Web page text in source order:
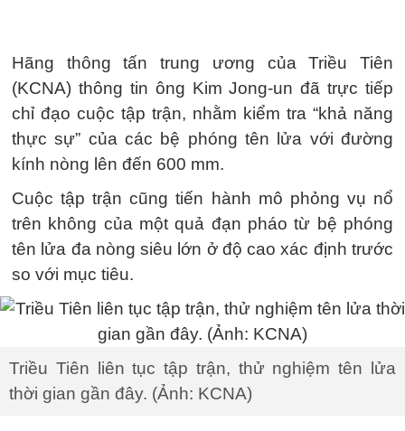
Hãng thông tấn trung ương của Triều Tiên
(KCNA) thông tin ông Kim Jong-un đã trực tiếp
chỉ đạo cuộc tập trận, nhằm kiểm tra “khả năng
thực sự” của các bệ phóng tên lửa với đường
kính nòng lên đến 600 mm.
Cuộc tập trận cũng tiến hành mô phỏng vụ nổ
trên không của một quả đạn pháo từ bệ phóng
tên lửa đa nòng siêu lớn ở độ cao xác định trước
so với mục tiêu.
Triều Tiên liên tục tập trận, thử nghiệm tên lửa
thời gian gần đây. (Ảnh: KCNA)